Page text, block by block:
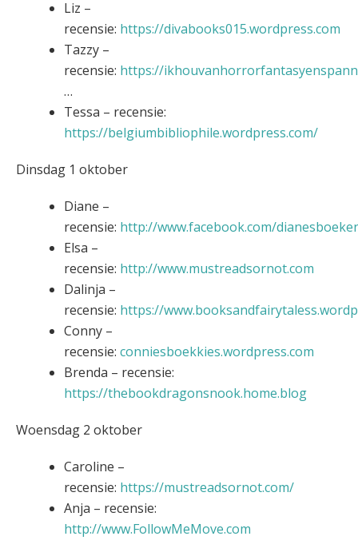
Liz –
recensie: https://divabooks015.wordpress.com
Tazzy –
recensie: https://
…
Tessa – recensie:
https://belgiumbibliophile.wordpress.com/
Dinsdag 1 oktober
Diane –
recensie: http://www.facebook.com/
Elsa –
recensie: http://www.mustreadsornot.com
Dalinja –
recensie: https://
Conny –
recensie: conniesboekkies.wordpress.com
Brenda – recensie:
https://thebookdragonsnook.home.blog
Woensdag 2 oktober
Caroline –
recensie: https://mustreadsornot.com/
Anja – recensie:
http://www.FollowMeMove.com